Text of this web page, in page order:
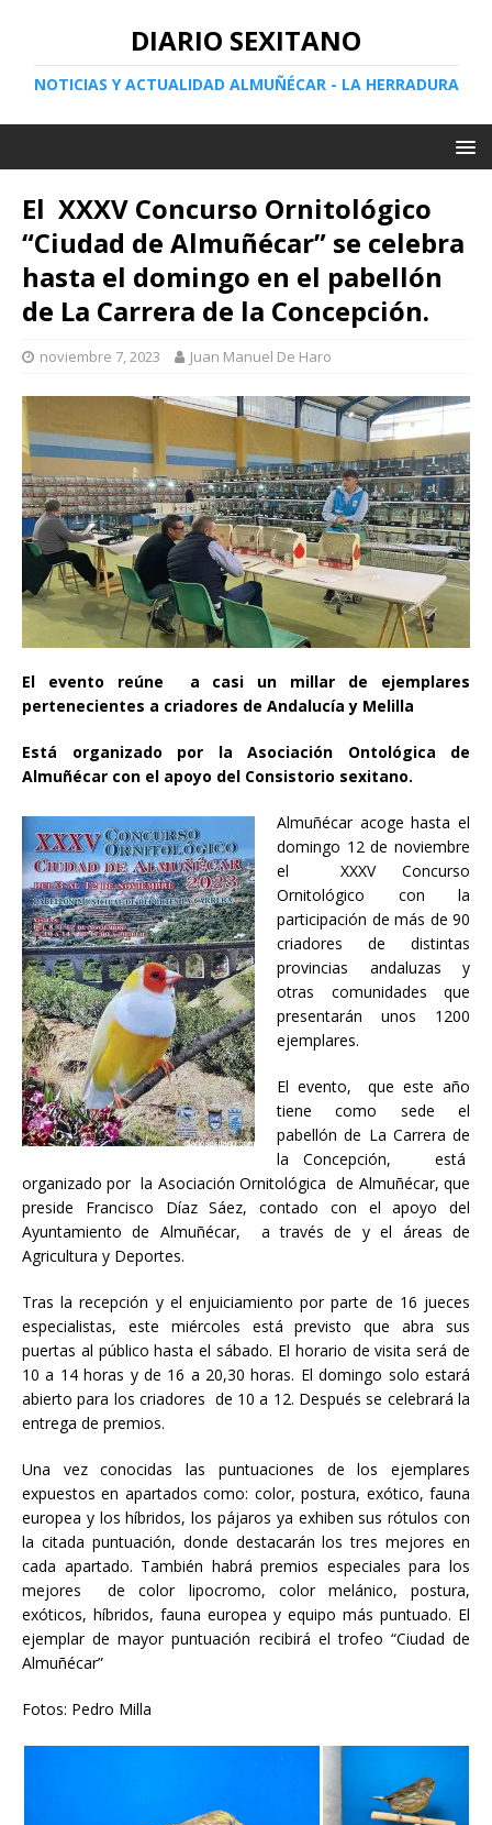
DIARIO SEXITANO
NOTICIAS Y ACTUALIDAD ALMUÑÉCAR - LA HERRADURA
El XXXV Concurso Ornitológico
“Ciudad de Almuñécar” se celebra
hasta el domingo en el pabellón
de La Carrera de la Concepción.
noviembre 7, 2023 Juan Manuel De Haro
El evento reúne a casi un millar de ejemplares
pertenecientes a criadores de Andalucía y Melilla
Está organizado por la Asociación Ontológica de
Almuñécar con el apoyo del Consistorio sexitano.
Almuñécar acoge hasta el
domingo 12 de noviembre
el XXXV Concurso
Ornitológico con la
participación de más de 90
criadores de distintas
provincias andaluzas y
otras comunidades que
presentarán unos 1200
ejemplares.
El evento, que este año
tiene como sede el
pabellón de La Carrera de
la Concepción, está
organizado por la Asociación Ornitológica de Almuñécar, que
preside Francisco Díaz Sáez, contado con el apoyo del
Ayuntamiento de Almuñécar, a través de y el áreas de
Agricultura y Deportes.
Tras la recepción y el enjuiciamiento por parte de 16 jueces
especialistas, este miércoles está previsto que abra sus
puertas al público hasta el sábado. El horario de visita será de
10 a 14 horas y de 16 a 20,30 horas. El domingo solo estará
abierto para los criadores de 10 a 12. Después se celebrará la
entrega de premios.
Una vez conocidas las puntuaciones de los ejemplares
expuestos en apartados como: color, postura, exótico, fauna
europea y los híbridos, los pájaros ya exhiben sus rótulos con
la citada puntuación, donde destacarán los tres mejores en
cada apartado. También habrá premios especiales para los
mejores de color lipocromo, color melánico, postura,
exóticos, híbridos, fauna europea y equipo más puntuado. El
ejemplar de mayor puntuación recibirá el trofeo “Ciudad de
Almuñécar”
Fotos: Pedro Milla